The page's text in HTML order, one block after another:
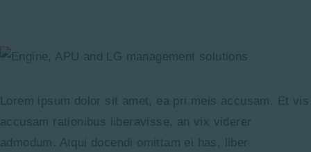
Lorem ipsum dolor sit amet, ea pri meis accusam. Et vis
accusam rationibus liberavisse, an vix viderer
admodum. Atqui docendi omittam ei has, liber